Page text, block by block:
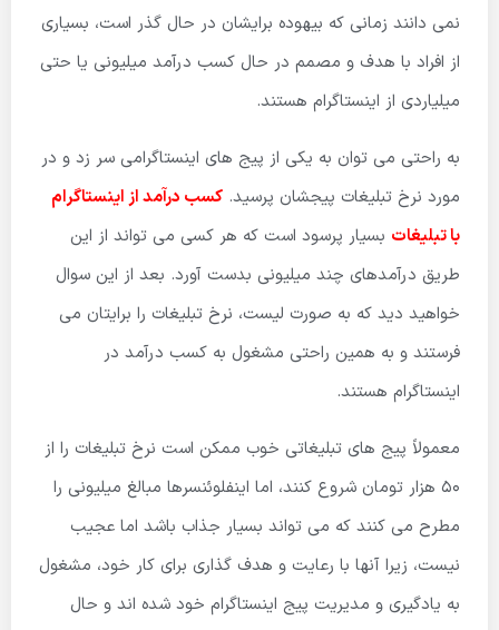
نمی دانند زمانی که بیهوده برایشان در حال گذر است، بسیاری
از افراد با هدف و مصمم در حال کسب درآمد میلیونی یا حتی
میلیاردی از اینستاگرام هستند.
به راحتی می توان به یکی از پیج های اینستاگرامی سر زد و در
مورد نرخ تبلیغات پیجشان پرسید. کسب درآمد از اینستاگرام
با تبلیغات بسیار پرسود است که هر کسی می تواند از این
طریق درآمدهای چند میلیونی بدست آورد. بعد از این سوال
خواهید دید که به صورت لیست، نرخ تبلیغات را برایتان می
فرستند و به همین راحتی مشغول به کسب درآمد در
اینستاگرام هستند‌.
معمولاً پیج های تبلیغاتی خوب ممکن است نرخ تبلیغات را از
50 هزار تومان شروع کنند، اما اینفلوئنسرها مبالغ میلیونی را
مطرح می کنند که می تواند بسیار جذاب باشد اما عجیب
نیست، زیرا آنها با رعایت و هدف گذاری برای کار خود، مشغول
به یادگیری و مدیریت پیج اینستاگرام خود شده اند و حال